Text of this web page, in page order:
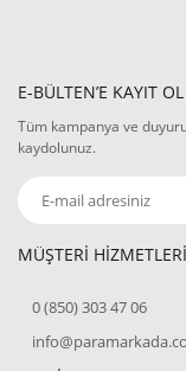
E-BÜLTEN’E KAYIT OL
Tüm kampanya ve
kaydolunuz.
MÜŞTERİ HİZMETLERİ
0 (850) 303 47 06